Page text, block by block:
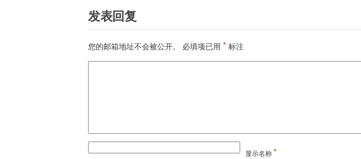
发表回复
您的邮箱地址不会被公开。 必填项已用 * 标注
显示名称*